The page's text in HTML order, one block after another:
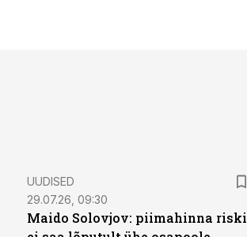
UUDISED
29.07.26, 09:30
Maido Solovjov: piimahinna riski